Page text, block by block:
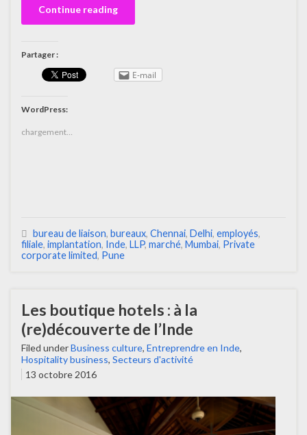
Continue reading
Partager :
E-mail
WordPress:
chargement…
bureau de liaison, bureaux, Chennai, Delhi, employés,
filiale, implantation, Inde, LLP, marché, Mumbai, Private
corporate limited, Pune
Les boutique hotels : à la
(re)découverte de l’Inde
Filed underBusiness culture, Entreprendre en Inde,
Hospitality business, Secteurs d'activité
13 octobre 2016